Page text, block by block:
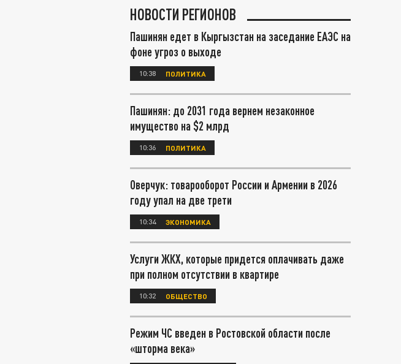
НОВОСТИ РЕГИОНОВ
Пашинян едет в Кыргызстан на заседание ЕАЭС на
фоне угроз о выходе
10:38 ПОЛИТИКА
Пашинян: до 2031 года вернем незаконное
имущество на $2 млрд
10:36 ПОЛИТИКА
Оверчук: товарооборот России и Армении в 2026
году упал на две трети
10:34 ЭКОНОМИКА
Услуги ЖКХ, которые придется оплачивать даже
при полном отсутствии в квартире
10:32 ОБЩЕСТВО
Режим ЧС введен в Ростовской области после
«шторма века»